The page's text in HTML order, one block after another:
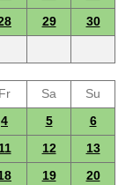
29
30
Fr Sa
Su
4 5
6
12
13
19
20